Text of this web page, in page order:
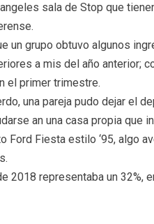
sala de Stop que
un grupo obtuvo algunos
a mis del año anterior;
el primer trimestre.
una pareja pudo dejar el
an una casa propia que
Ford Fiesta estilo ‘95, algo
2018 representaba un 32%,